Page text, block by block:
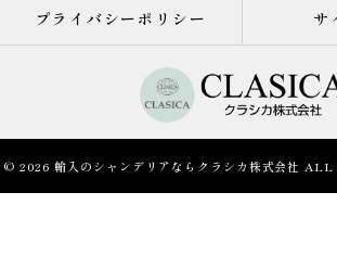
プライバシーポリシー サ
© 2026 輸入のシャンデリアならクラシカ株式会社